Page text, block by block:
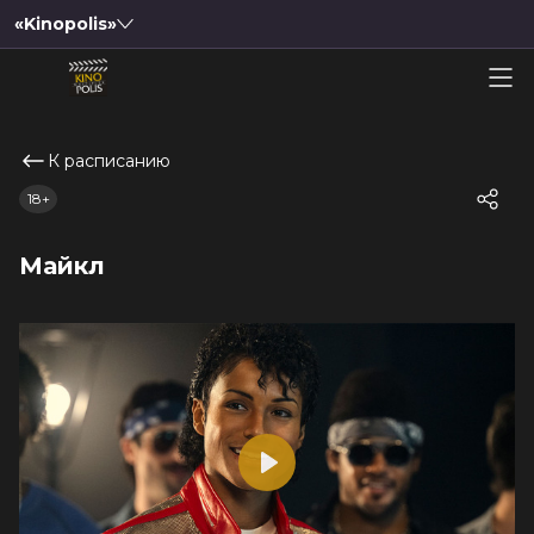
«Kinopolis»
К расписанию
Майкл
18+
Play